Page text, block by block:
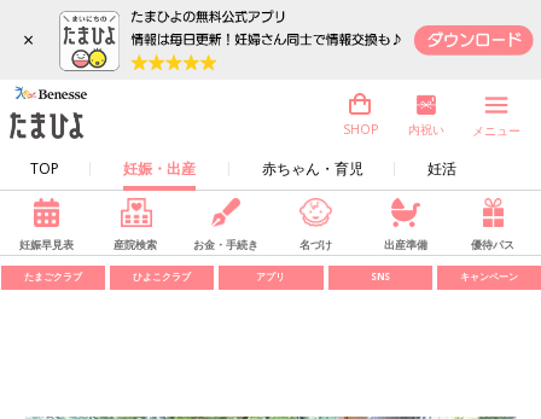
×
TOP 妊娠・出産 赤ちゃん・育児 妊活
SHOP 内祝い メニュー
妊娠早見表 産院検索 お金・手続き 名づけ 出産準備 優待パス
たまごクラブ ひよこクラブ アプリ SNS キャンペーン